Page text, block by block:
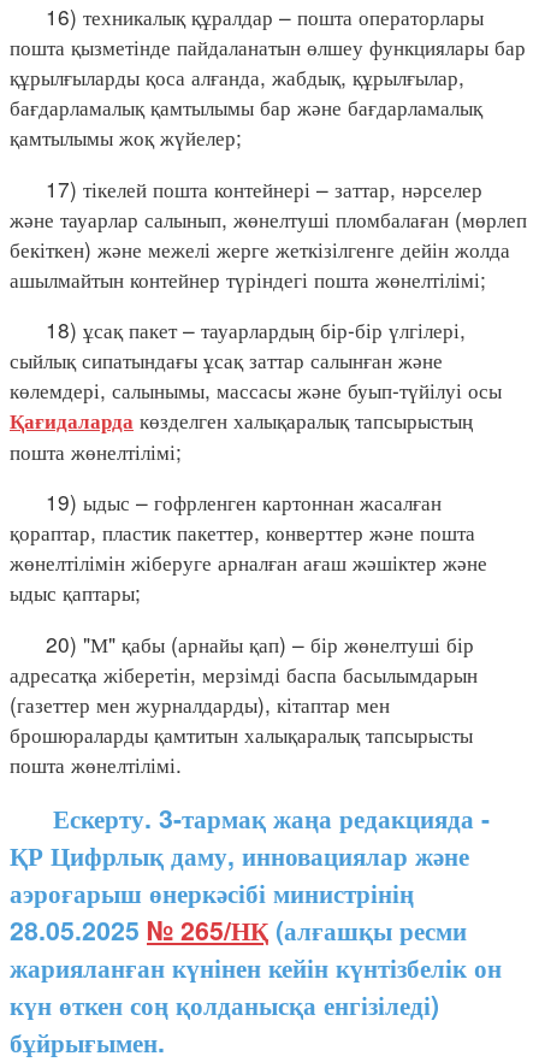
16) техникалық құралдар – пошта операторлары
пошта қызметінде пайдаланатын өлшеу функциялары бар
құрылғыларды қоса алғанда, жабдық, құрылғылар,
бағдарламалық қамтылымы бар және бағдарламалық
қамтылымы жоқ жүйелер;
17) тікелей пошта контейнері – заттар, нәрселер
және тауарлар салынып, жөнелтуші пломбалаған (мөрлеп
бекіткен) және межелі жерге жеткізілгенге дейін жолда
ашылмайтын контейнер түріндегі пошта жөнелтілімі;
18) ұсақ пакет – тауарлардың бір-бір үлгілері,
сыйлық сипатындағы ұсақ заттар салынған және
көлемдері, салынымы, массасы және буып-түйілуі осы
Қағидаларда көзделген халықаралық тапсырыстың
пошта жөнелтілімі;
19) ыдыс – гофрленген картоннан жасалған
қораптар, пластик пакеттер, конверттер және пошта
жөнелтілімін жіберуге арналған ағаш жәшіктер және
ыдыс қаптары;
20) "М" қабы (арнайы қап) – бір жөнелтуші бір
адресатқа жіберетін, мерзімді баспа басылымдарын
(газеттер мен журналдарды), кітаптар мен
брошюраларды қамтитын халықаралық тапсырысты
пошта жөнелтілімі.
Ескерту. 3-тармақ жаңа редакцияда -
ҚР Цифрлық даму, инновациялар және
аэроғарыш өнеркәсібі министрінің
28.05.2025 № 265/НҚ (алғашқы ресми
жарияланған күнінен кейін күнтізбелік он
күн өткен соң қолданысқа енгізіледі)
бұйрығымен.